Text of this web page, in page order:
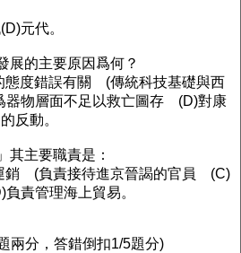
元代。
展的主要原因爲何？
態度錯誤有關 (傳統科技基礎與西
物層面不足以救亡圖存 (D)對康
反動。
其主要職責是：
銷 (負責接待進京晉謁的官員 (C)
責管理海上貿易。
兩分，答錯倒扣1/5題分)